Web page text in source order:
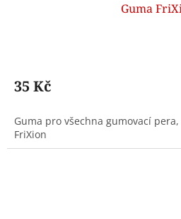
Guma
35 Kč
Guma pro všechna gumovací
FriXion